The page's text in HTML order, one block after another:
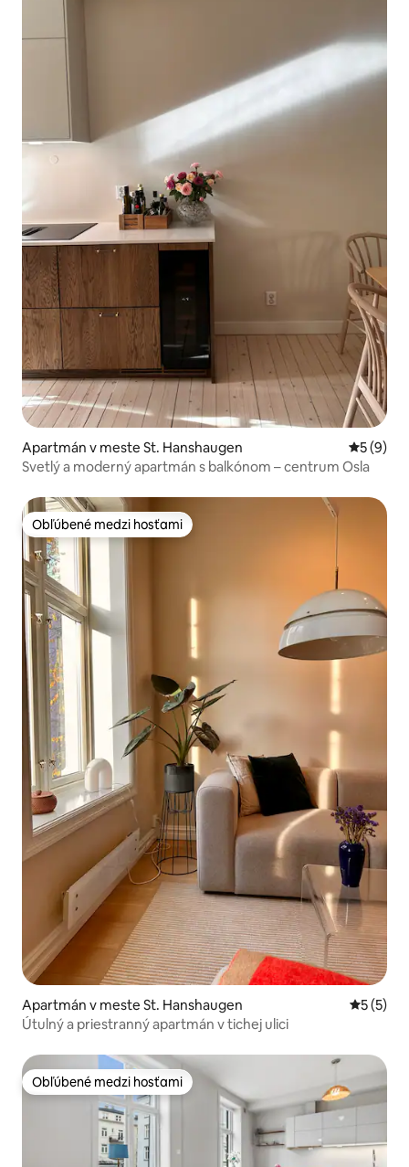
Apartmán v meste St. Hanshaugen
5 (9)
Svetlý a moderný apartmán s balkónom – centrum Osla
Obľúbené medzi hosťami
Obľúbené medzi hosťami
Apartmán v meste St. Hanshaugen
5 (5)
Útulný a priestranný apartmán v tichej ulici
Obľúbené medzi hosťami
Obľúbené medzi hosťami